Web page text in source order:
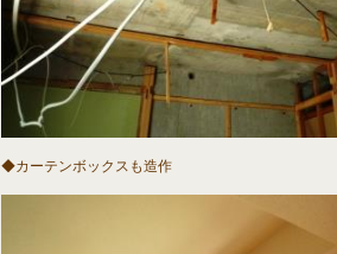
◆カーテンボックスも造作